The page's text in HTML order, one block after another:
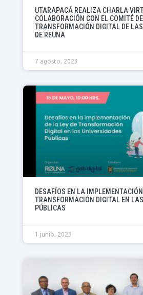
UTARAPACÁ REALIZA CHARLA
COLABORACIÓN CON EL COMITÉ DE
TRANSFORMACIÓN DIGITAL DE
DE REUNA
7 agosto, 2023
DESAFÍOS EN LA
TRANSFORMACIÓN DIGITAL EN
PÚBLICAS
1 junio, 2023